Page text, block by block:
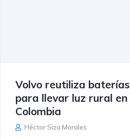
Volvo reutiliza baterías
para llevar luz rural en
Colombia
Héctor Siza Morales